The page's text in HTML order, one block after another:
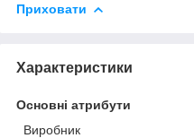
Приховати
Характеристики
Основні атрибути
Виробник